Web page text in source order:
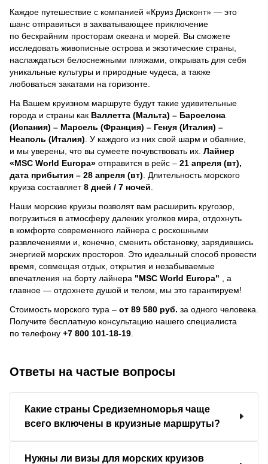
Каждое путешествие с компанией «Круиз Дисконт» — это
шанс отправиться в захватывающее приключение
по бескрайним просторам океана и морей. Вы сможете
исследовать живописные острова и экзотические страны,
наслаждаться белоснежными пляжами, открывать для себя
уникальные культуры и природные чудеса, а также
любоваться закатами на горизонте.
На Вашем круизном маршруте будут такие удивительные
города и страны как Валлетта (Мальта) – Барселона
(Испания) – Марсель (Франция) – Генуя (Италия) –
Неаполь (Италия) . У каждого из них свой шарм и обаяние,
и мы уверены, что вы сумеете почувствовать их. Лайнер
«MSC World Europa» отправится в рейс – 21 апреля (вт),
дата прибытия – 28 апреля (вт) . Длительность морского
круиза составляет8 дней / 7 ночей
Наши морские круизы позволят вам расширить кругозор,
погрузиться в атмосферу далеких уголков мира, отдохнуть
в комфорте современного лайнера с роскошными
развлечениями и, конечно, сменить обстановку, зарядившись
энергией морских просторов. Это идеальный способ провести
время, совмещая отдых, открытия и незабываемые
впечатления на борту лайнера "MSC World Europa"
, a
главное — отдохнете душой и телом, мы это гарантируем!
Стоимость морского тура – от 89 580 руб. за одного человека.
Получите бесплатную консультацию нашего специалиста
по телефону +7 800 101-18-19
Ответы на частые вопросы
Какие страны Средиземноморья чаще
всего включены в круизные маршруты?
Нужны ли визы для морских круизов